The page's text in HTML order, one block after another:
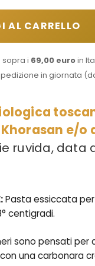
e i sapori di ogni
RIGATE
AL CARRELLO
sopra i 69,00 euroin
in giornata
e/o
ruvida,
Pasta essiccata per
centigradi.
sono pensati
una carbonara